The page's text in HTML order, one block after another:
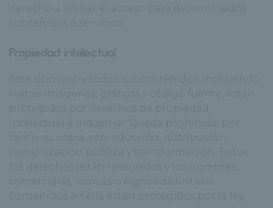
derecho a limitar el acceso para determinados
contenidos o servicios.
Propiedad intelectual.
Este sitio web
y todos sus contenidos, incluyendo
textos, imágenes, gráficos y código fuente, están
protegidos por derechos de propiedad
intelectual e industrial. Queda prohibida, por
tanto, su copia, reproducción, distribución,
comunicación pública y transformación. Todos
los derechos están reservados y los nombres
comerciales, marcas o signos distintivos
contenidos en ella están protegidos por la ley.